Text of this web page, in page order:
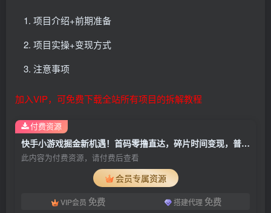
项目介绍+前期准备
项目实操+变现方式
注意事项
加入VIP，可免费下载全站所有项目的拆解教程
快手小游戏掘金新机遇！首码零撸直达，碎片时间变现，普通人日赚 500+
此内容为付费资源，请付费后查看
会员专属资源
VIP会员 免费 搭建代理 免费
付费资源